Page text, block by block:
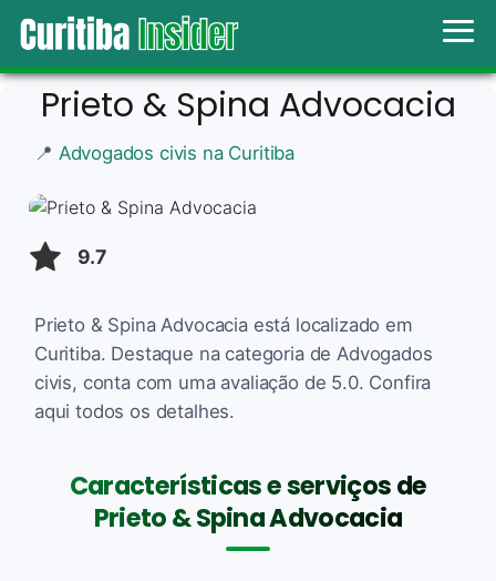
Prieto & Spina Advocacia
📍 Advogados civis na Curitiba
9.7
Prieto & Spina Advocacia está localizado em
Curitiba. Destaque na categoria de Advogados
civis, conta com uma avaliação de 5.0. Confira
aqui todos os detalhes.
Características e serviços de
Prieto & Spina Advocacia